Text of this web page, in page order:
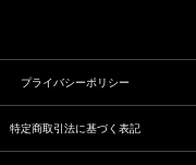
プライバシーポリシー
特定商取引法に基づく表記